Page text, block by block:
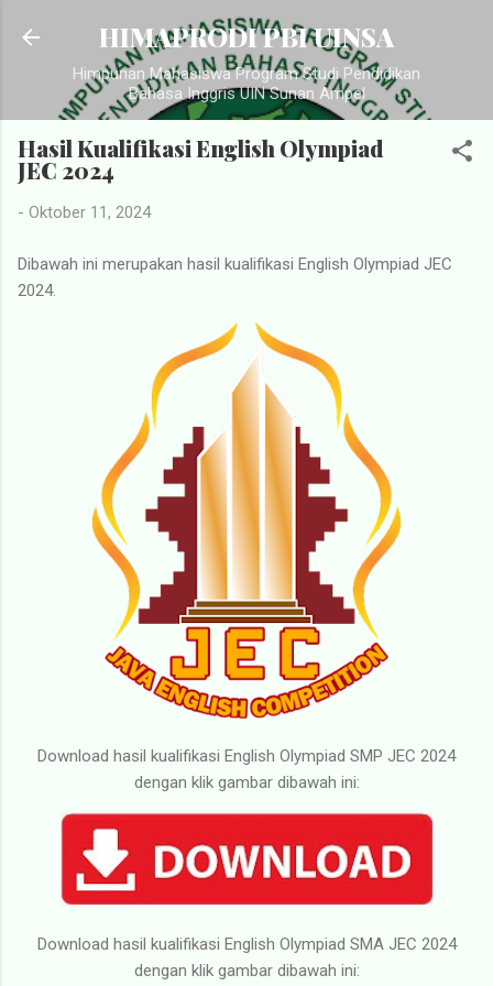
Langsung ke konten utama
HIMAPRODI PBI UINSA
Himpunan Mahasiswa Program Studi Pendidikan
Bahasa Inggris UIN Sunan Ampel
Hasil Kualifikasi English Olympiad
JEC 2024
- Oktober 11, 2024
Dibawah ini merupakan hasil kualifikasi English Olympiad JEC
2024.
Download hasil kualifikasi English Olympiad SMP JEC 2024
dengan klik gambar dibawah ini:
Download hasil kualifikasi English Olympiad SMA JEC 2024
dengan klik gambar dibawah ini: